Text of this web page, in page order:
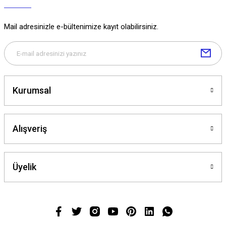
Mail adresinizle e-bültenimize kayıt olabilirsiniz.
Kurumsal
Alışveriş
Üyelik